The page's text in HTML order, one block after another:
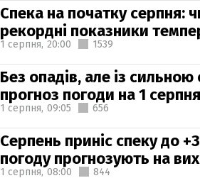
Спека на початку серпня:
рекордні показники
1 серпня, 20:00 1539
Без опадів, але із
прогноз погоди на 1 серпня
1 серпня, 09:05 656
Серпень приніс спеку до
погоду прогнозують на
1 серпня, 08:00 844